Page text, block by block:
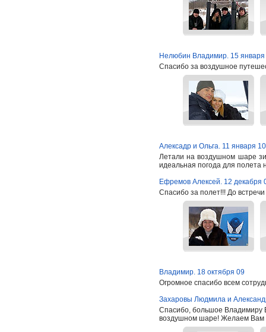
Нелюбин Владимир. 15 января
Спасибо за воздушное
Алексадр и Ольга. 11 января 10
Летали на воздушном шаре
идеальная погода для полета
Ефремов Алексей. 12 декабря
Спасибо за полет!!! До
Владимир. 18 октября 09
Огромное спасибо всем
Захаровы Людмила и
Спасибо, большое Владимиру
воздушном шаре! Желаем Вам